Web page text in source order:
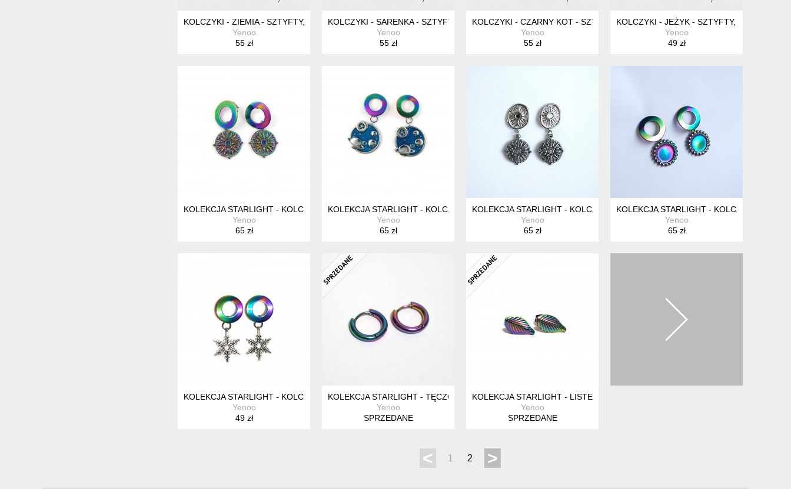
KOLCZYKI - ZIEMIA - SZTYFTY, GRAFIKA
Yenoo
55 zł
KOLCZYKI - SARENKA - SZTYFTY, GRAFIKA
Yenoo
55 zł
KOLCZYKI - CZARNY KOT - SZTYFTY, GRAFIKA
Yenoo
55 zł
KOLCZYKI - JEŻYK - SZTYFTY, GRAFIKA
Yenoo
49 zł
KOLEKCJA STARLIGHT - KOLCZYKI KOŁA, GWIAZDA - STAL
Yenoo
65 zł
KOLEKCJA STARLIGHT - KOLCZYKI KOŁA, KOSMOS - STAL
Yenoo
65 zł
KOLEKCJA STARLIGHT - KOLCZYKI SŁOŃCE - STAL
Yenoo
65 zł
KOLEKCJA STARLIGHT - KOLCZYKI KOŁA,
Yenoo
65 zł
KOLEKCJA STARLIGHT - KOLCZYKI KOŁA, GWIAZDKI - STAL
Yenoo
49 zł
KOLEKCJA STARLIGHT - TĘCZOWE KOŁA - STAL
Yenoo
SPRZEDANE
KOLEKCJA STARLIGHT - LISTEK MINI - STAL
Yenoo
SPRZEDANE
< 1 2 >